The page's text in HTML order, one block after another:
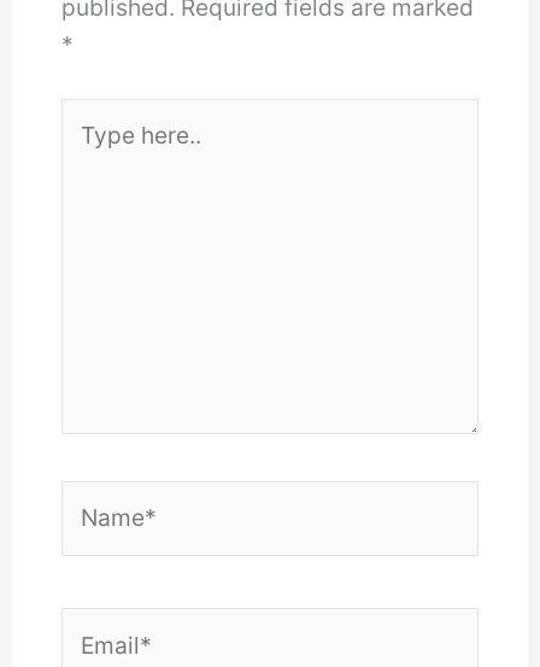
published. Required fields are marked
*
here..